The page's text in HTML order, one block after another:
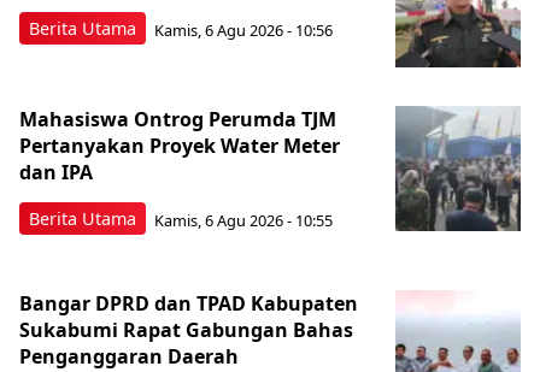
Berita Utama Kamis, 6 Agu 2026 - 10:56
Berita Utama
Mahasiswa Ontrog Perumda TJM
Pertanyakan Proyek Water Meter
dan IPA
Kamis, 6 Agu 2026 - 10:55
Bangar DPRD dan TPAD Kabupaten
Sukabumi Rapat Gabungan Bahas
Penganggaran Daerah